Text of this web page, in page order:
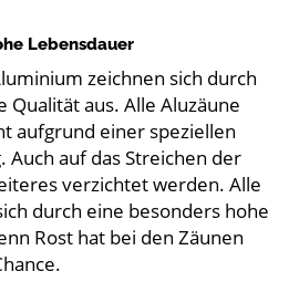
Lebensdauer
zeichnen sich durch
Qualität aus. Alle Aluzäune
aufgrund einer speziellen
Auch auf das Streichen der
verzichtet werden. Alle
durch eine besonders hohe
Rost hat bei den Zäunen